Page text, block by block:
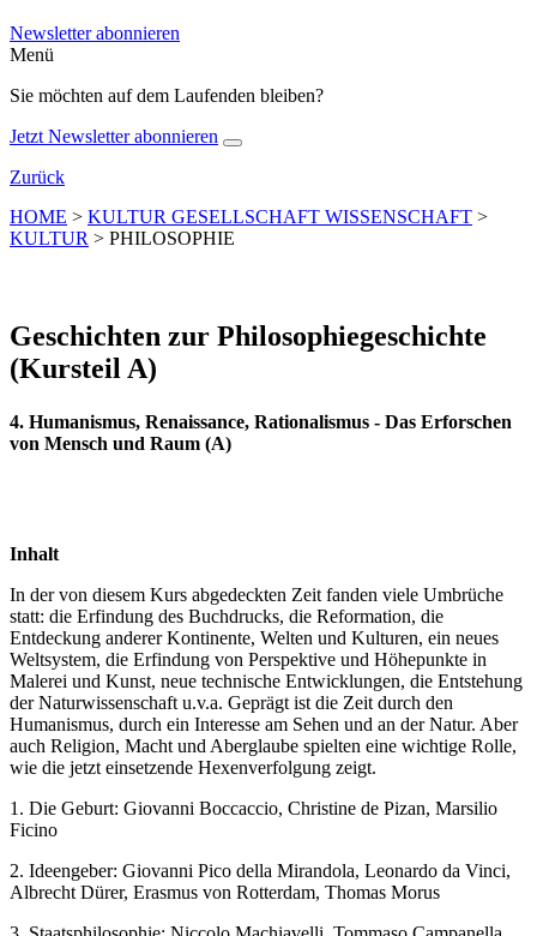
Newsletter abonnieren
Menü
Sie möchten auf dem Laufenden bleiben?
Jetzt Newsletter abonnieren
Zurück
HOME > KULTUR GESELLSCHAFT WISSENSCHAFT >
KULTUR > PHILOSOPHIE
Geschichten zur Philosophiegeschichte
(Kursteil A)
4. Humanismus, Renaissance, Rationalismus - Das Erforschen
von Mensch und Raum (A)
Inhalt
In der von diesem Kurs abgedeckten Zeit fanden viele Umbrüche
statt: die Erfindung des Buchdrucks, die Reformation, die
Entdeckung anderer Kontinente, Welten und Kulturen, ein neues
Weltsystem, die Erfindung von Perspektive und Höhepunkte in
Malerei und Kunst, neue technische Entwicklungen, die Entstehung
der Naturwissenschaft u.v.a. Geprägt ist die Zeit durch den
Humanismus, durch ein Interesse am Sehen und an der Natur. Aber
auch Religion, Macht und Aberglaube spielten eine wichtige Rolle,
wie die jetzt einsetzende Hexenverfolgung zeigt.
1. Die Geburt: Giovanni Boccaccio, Christine de Pizan, Marsilio
Ficino
2. Ideengeber: Giovanni Pico della Mirandola, Leonardo da Vinci,
Albrecht Dürer, Erasmus von Rotterdam, Thomas Morus